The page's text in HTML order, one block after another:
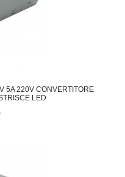
5A 220V CONVERTITORE
LED